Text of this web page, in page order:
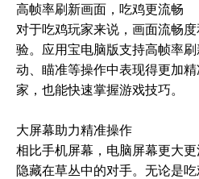
高帧率刷新画面，吃鸡更流畅
对于吃鸡玩家来说，画面流畅
验。应用宝电脑版支持高帧率
动、瞄准等操作中表现得更加
家，也能快速掌握游戏技巧。
大屏幕助力精准操作
相比手机屏幕，电脑屏幕更大
隐藏在草丛中的对手。无论是